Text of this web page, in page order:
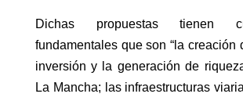
Dichas propuestas tienen
fundamentales que son “la creación
inversión y la generación de
La Mancha; las infraestructuras